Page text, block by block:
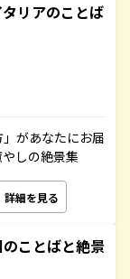
リアのことば
があなたにお届
しの絶景集
詳細を見る
ことばと絶景